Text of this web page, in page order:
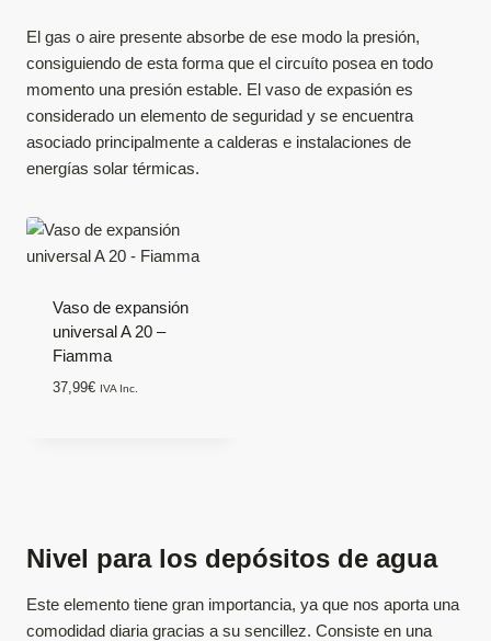
El gas o aire presente absorbe de ese modo la presión,
consiguiendo de esta forma que el circuíto posea en todo
momento una presión estable. El vaso de expasión es
considerado un elemento de seguridad y se encuentra
asociado principalmente a calderas e instalaciones de
energías solar térmicas.
Vaso de expansión
universal A 20 –
Fiamma
37,99€ IVA Inc.
Nivel para los depósitos de agua
Este elemento tiene gran importancia, ya que nos aporta una
comodidad diaria gracias a su sencillez. Consiste en una